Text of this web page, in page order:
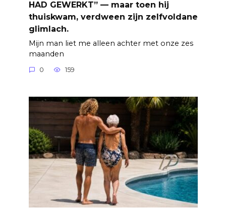
HAD GEWERKT” — maar toen hij
thuiskwam, verdween zijn zelfvoldane
glimlach.
Mijn man liet me alleen achter met onze zes
maanden
0 159